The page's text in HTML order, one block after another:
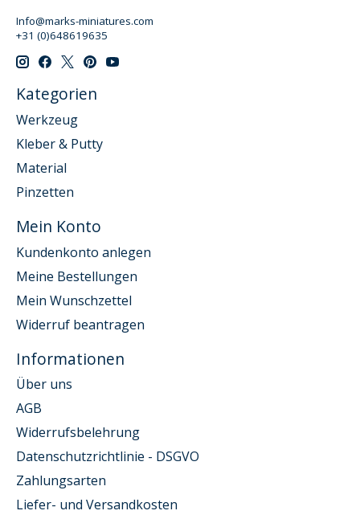
Info@marks-miniatures.com
+31 (0)648619635
Kategorien
Werkzeug
Kleber & Putty
Material
Pinzetten
Mein Konto
Kundenkonto anlegen
Meine Bestellungen
Mein Wunschzettel
Widerruf beantragen
Informationen
Über uns
AGB
Widerrufsbelehrung
Datenschutzrichtlinie - DSGVO
Zahlungsarten
Liefer- und Versandkosten